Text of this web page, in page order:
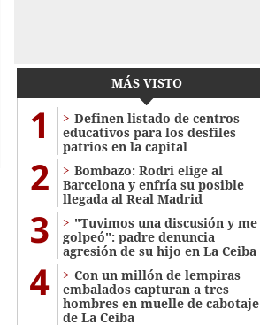
MÁS VISTO
1
Definen listado de centros
educativos para los desfiles
patrios en la capital
2
Bombazo: Rodri elige al
Barcelona y enfría su posible
llegada al Real Madrid
3
"Tuvimos una discusión y me
golpeó": padre denuncia
agresión de su hijo en La Ceiba
4
Con un millón de lempiras
embalados capturan a tres
hombres en muelle de cabotaje
de La Ceiba